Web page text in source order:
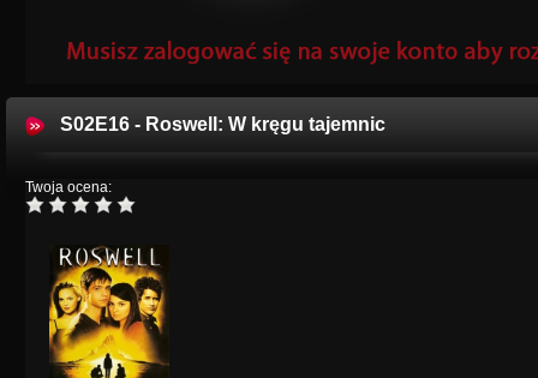
S02E16 - Roswell: W kręgu tajemnic
Twoja ocena: